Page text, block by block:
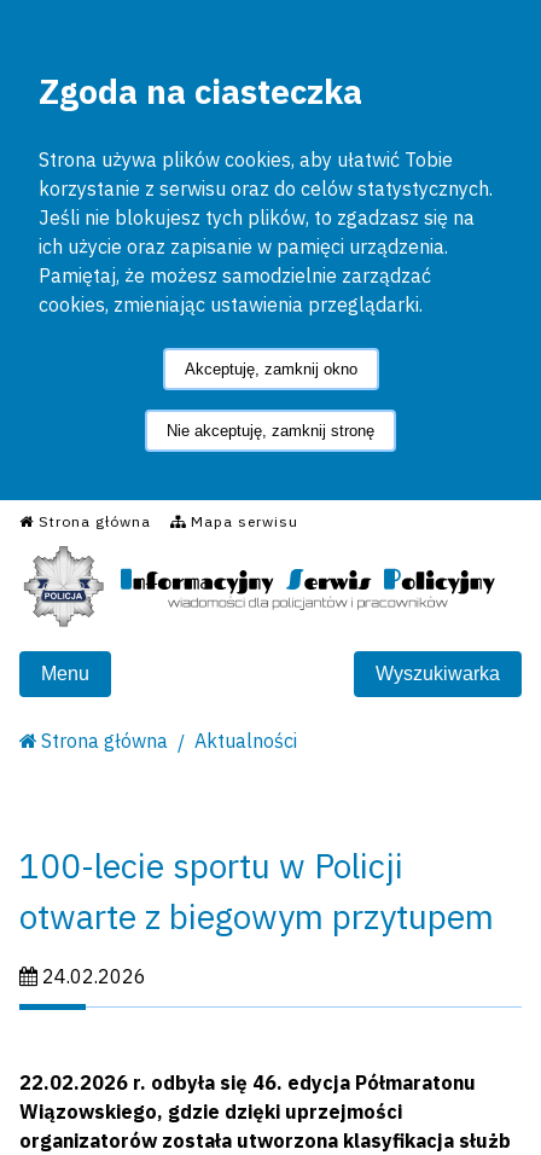
Zgoda na ciasteczka
Strona używa plików cookies, aby ułatwić Tobie
korzystanie z serwisu oraz do celów statystycznych.
Jeśli nie blokujesz tych plików, to zgadzasz się na
ich użycie oraz zapisanie w pamięci urządzenia.
Pamiętaj, że możesz samodzielnie zarządzać
cookies, zmieniając ustawienia przeglądarki.
Akceptuję, zamknij okno
Nie akceptuję, zamknij stronę
Strona główna Mapa serwisu
Informacyjny Serwis
Menu Wyszukiwarka
Strona główna Aktualności
100-lecie sportu w Policji
otwarte z biegowym przytupem
Data publikacji:
24.02.2026
22.02.2026 r. odbyła się 46. edycja Półmaratonu
Wiązowskiego, gdzie dzięki uprzejmości
organizatorów została utworzona klasyfikacja służb